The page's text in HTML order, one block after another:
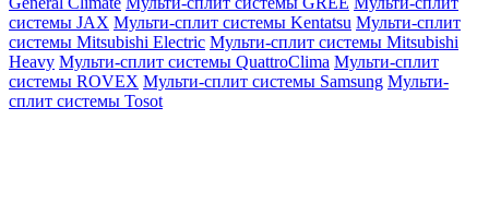
системы JAX Мульти-сплит системы Kentatsu Мульти-сплит
системы Mitsubishi Electric Мульти-сплит системы Mitsubishi
Heavy Мульти-сплит системы QuattroClima Мульти-сплит
системы ROVEX Мульти-сплит системы Samsung Мульти-
сплит системы Tosot